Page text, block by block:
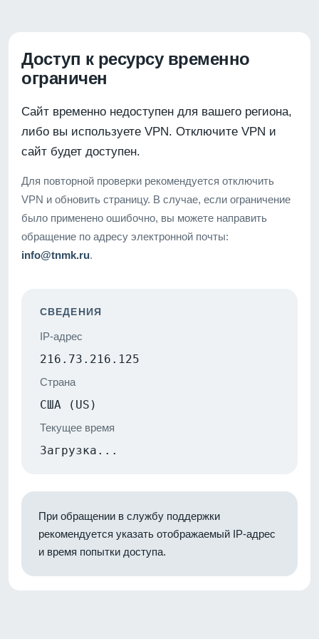
Доступ к ресурсу временно
ограничен
Сайт временно недоступен для вашего региона,
либо вы используете VPN. Отключите VPN и
сайт будет доступен.
Для повторной проверки рекомендуется отключить
VPN и обновить страницу. В случае, если ограничение
было применено ошибочно, вы можете направить
обращение по адресу электронной почты:
info@tnmk.ru.
СВЕДЕНИЯ
IP-адрес
216.73.216.125
Страна
США (US)
Текущее время
Загрузка...
При обращении в службу поддержки
рекомендуется указать отображаемый IP-адрес
и время попытки доступа.